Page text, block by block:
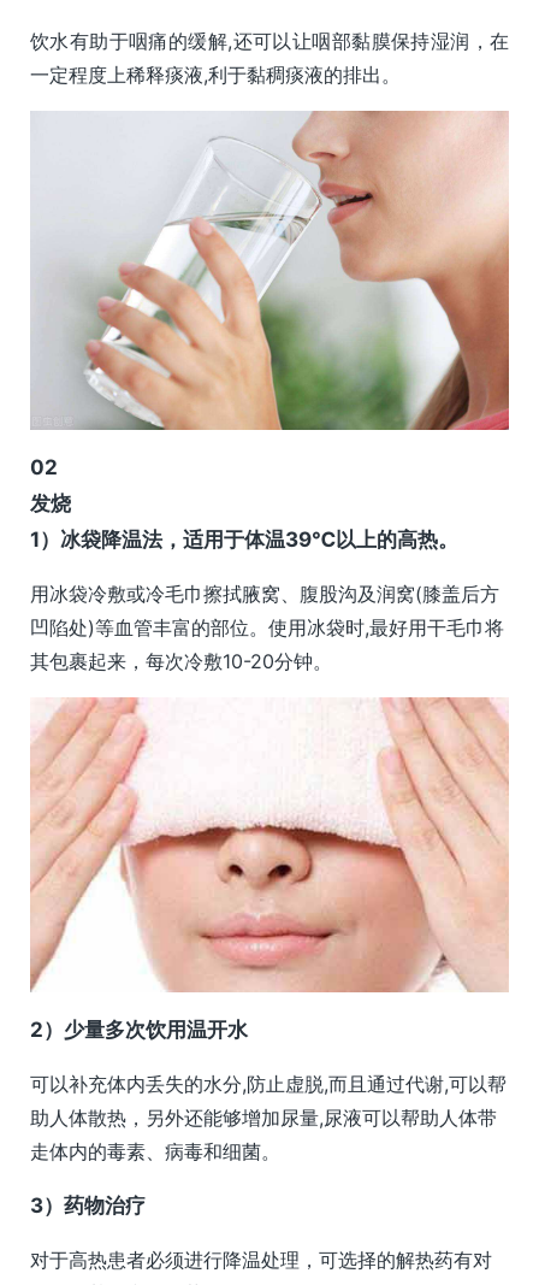
饮水有助于咽痛的缓解,还可以让咽部黏膜保持湿润，在
一定程度上稀释痰液,利于黏稠痰液的排出。
02
发烧
1）冰袋降温法，适用于体温39℃以上的高热。
用冰袋冷敷或冷毛巾擦拭腋窝、腹股沟及润窝(膝盖后方
凹陷处)等血管丰富的部位。使用冰袋时,最好用干毛巾将
其包裹起来，每次冷敷10-20分钟。
2）少量多次饮用温开水
可以补充体内丢失的水分,防止虚脱,而且通过代谢,可以帮
助人体散热，另外还能够增加尿量,尿液可以帮助人体带
走体内的毒素、病毒和细菌。
3）药物治疗
对于高热患者必须进行降温处理，可选择的解热药有对